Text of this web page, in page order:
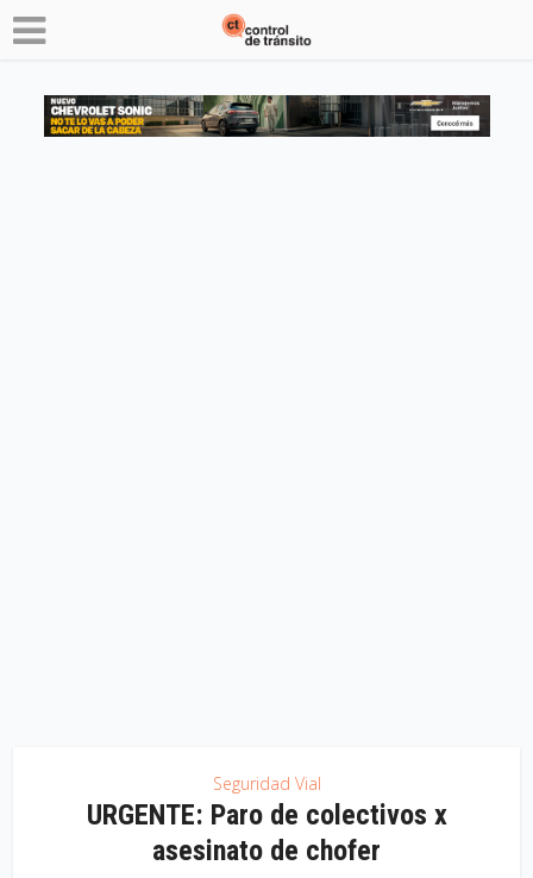
Seguridad Vial
URGENTE: Paro de colectivos x
asesinato de chofer